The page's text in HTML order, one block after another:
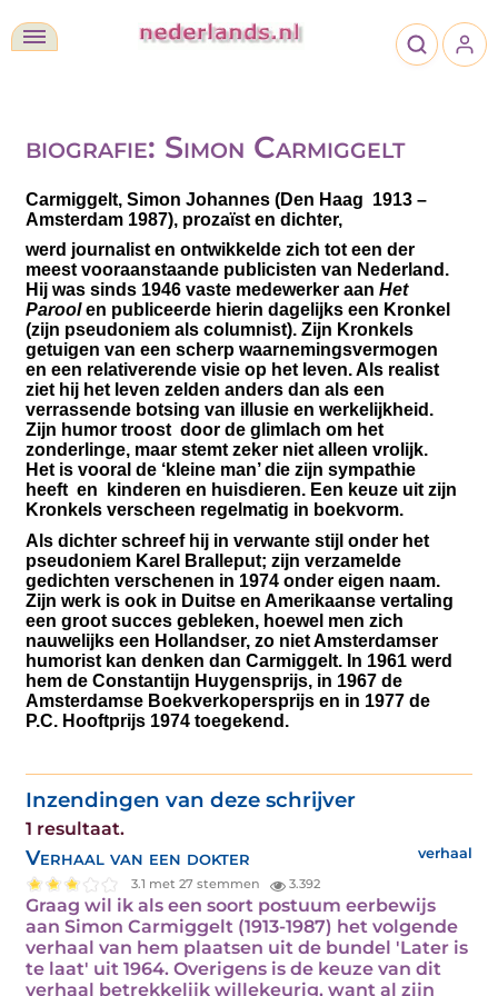
biografie: Simon Carmiggelt
Carmiggelt, Simon Johannes (Den Haag 1913 –
Amsterdam 1987), prozaïst en dichter,
werd journalist en ontwikkelde zich tot een der
meest vooraanstaande publicisten van Nederland.
Hij was sinds 1946 vaste medewerker aan Het
Paroolen publiceerde hierin dagelijks een Kronkel
(zijn pseudoniem als columnist). Zijn Kronkels
getuigen van een scherp waarnemingsvermogen
en een relativerende visie op het leven. Als realist
ziet hij het leven zelden anders dan als een
verrassende botsing van illusie en werkelijkheid.
Zijn humor troost door de glimlach om het
zonderlinge, maar stemt zeker niet alleen vrolijk.
Het is vooral de ‘kleine man’ die zijn sympathie
heeft en kinderen en huisdieren. Een keuze uit zijn
Kronkels verscheen regelmatig in boekvorm.
Als dichter schreef hij in verwante stijl onder het
pseudoniem Karel Bralleput; zijn verzamelde
gedichten verschenen in 1974 onder eigen naam.
Zijn werk is ook in Duitse en Amerikaanse vertaling
een groot succes gebleken, hoewel men zich
nauwelijks een Hollandser, zo niet Amsterdamser
humorist kan denken dan Carmiggelt. In 1961 werd
hem de Constantijn Huygensprijs, in 1967 de
Amsterdamse Boekverkopersprijs en in 1977 de
P.C. Hooftprijs 1974 toegekend.
Inzendingen van deze schrijver
1 resultaat.
Verhaal van een dokter verhaal
3.1 met 27 stemmen 3.392
Graag wil ik als een soort postuum eerbewijs
aan Simon Carmiggelt (1913-1987) het volgende
verhaal van hem plaatsen uit de bundel 'Later is
te laat' uit 1964. Overigens is de keuze van dit
verhaal betrekkelijk willekeurig, want al zijn